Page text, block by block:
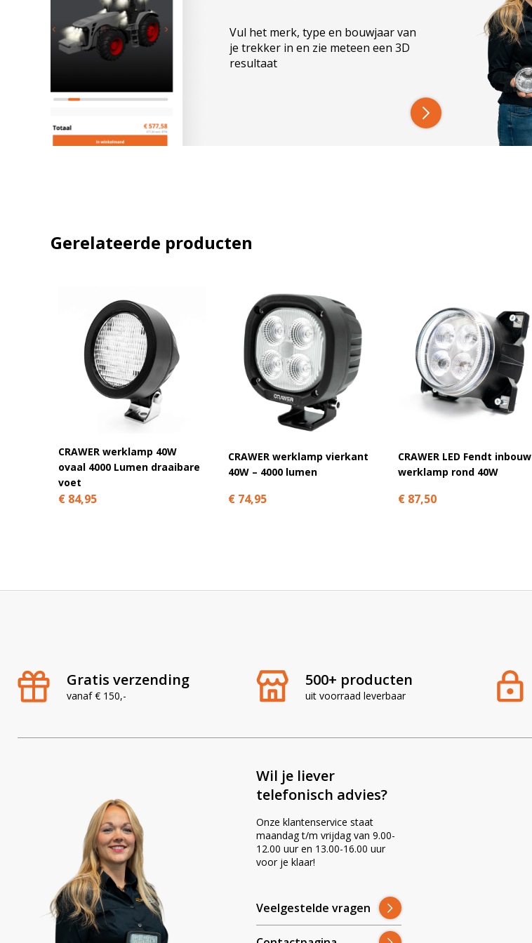
Vul het merk, type en bouwjaar van
je trekker in en zie meteen een 3D
resultaat
Gerelateerde producten
CRAWER werklamp 40W
ovaal 4000 Lumen draaibare
voet
€ 84,95
CRAWER werklamp vierkant
40W – 4000 lumen
€ 74,95
CRAWER LED Fendt inbouw
werklamp rond 40W
€ 87,50
Gratis verzending
vanaf € 150,-
500+ producten
uit voorraad leverbaar
Wil je liever
telefonisch advies?
Onze klantenservice staat
maandag t/m vrijdag van 9.00-
12.00 uur en 13.00-16.00 uur
voor je klaar!
Veelgestelde vragen
t